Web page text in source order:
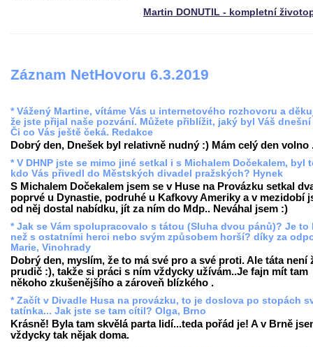
Martin DONUTIL - kompletní
Záznam NetHovoru 6.3.2019
* Vážený Martine, vítáme Vás u internetového rozhovoru a
že jste přijal naše pozvání. Můžete přiblížit, jaký byl Váš dnešní
Či co Vás ještě čeká. Redakce
Dobrý den, Dnešek byl relativně nudný :) Mám celý den volno
* V DHNP jste se mimo jiné setkal i s Michalem Dočekalem, byl
kdo Vás přivedl do Městských divadel pražských? Hynek
S Michalem Dočekalem jsem se v Huse na Provázku setkal
poprvé u Dynastie, podruhé u Kafkovy Ameriky a v mezidobí
od něj dostal nabídku, jít za ním do Mdp.. Neváhal jsem :)
* Jak se Vám spolupracovalo s tátou (Sluha dvou pánů)? Je to
než s ostatními herci nebo svým způsobem horší? díky za
Marie, Vinohrady
Dobrý den, myslím, že to má své pro a své proti. Ale táta není
prudič :), takže si práci s ním vždycky užívám..Je fajn mít tam
někoho zkušenějšího a zároveň blízkého .
* Začít v Divadle Husa na provázku, to je doslova po stopách
tatínka... Jak jste se tam cítil? Olga, Brno
Krásně! Byla tam skvělá parta lidí...teda pořád je! A v Brně
vždycky tak nějak doma.